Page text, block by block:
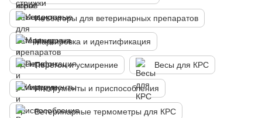
Инъекторы для ветеринарных препаратов
Маркировка и идентификация
Перегон и усмирение Весы для КРС
Инструменты и приспособления
Ветеринарные термометры для КРС